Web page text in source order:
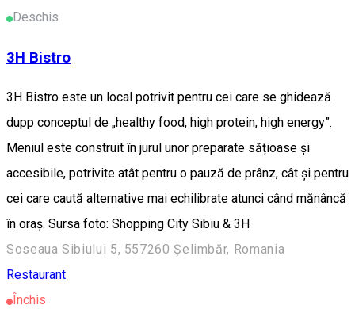
Deschis
3H Bistro
3H Bistro este un local potrivit pentru cei care se ghidează
dupp conceptul de „healthy food, high protein, high energy”.
Meniul este construit în jurul unor preparate sățioase și
accesibile, potrivite atât pentru o pauză de prânz, cât și pentru
cei care caută alternative mai echilibrate atunci când mănâncă
în oraș. Sursa foto: Shopping City Sibiu & 3H
Soseaua Sibiului 5, 557260 Șelimbăr, Romania
Restaurant
Închis